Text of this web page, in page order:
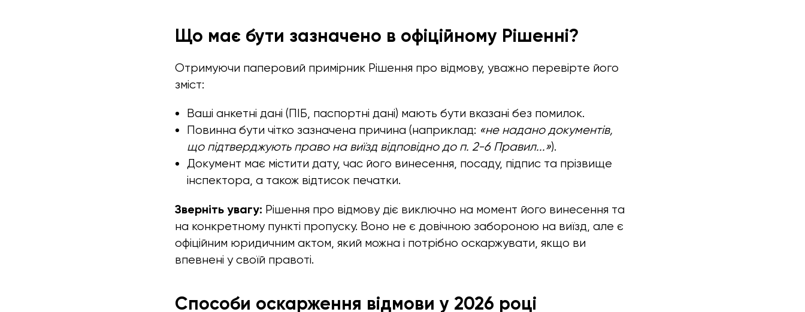
Що має бути зазначено в офіційному Рішенні?
Отримуючи паперовий примірник Рішення про відмову, уважно перевірте його
зміст:
Ваші анкетні дані (ПІБ, паспортні дані) мають бути вказані без помилок.
Повинна бути чітко зазначена причина (наприклад: «не надано документів,
що підтверджують право на виїзд відповідно до п. 2-6 Правил...»).
Документ має містити дату, час його винесення, посаду, підпис та прізвище
інспектора, а також відтисок печатки.
Зверніть увагу: Рішення про відмову діє виключно на момент його винесення та
на конкретному пункті пропуску. Воно не є довічною забороною на виїзд, але є
офіційним юридичним актом, який можна і потрібно оскаржувати, якщо ви
впевнені у своїй правоті.
Способи оскарження відмови у 2026 році